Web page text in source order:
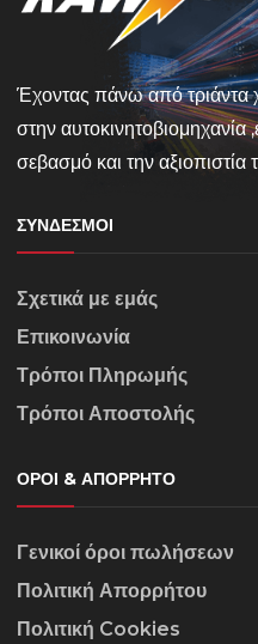
Έχοντας πάνω από τριάντα
στην αυτοκινητοβιομηχανία
σεβασμό και την
ΣΎΝΔΕΣΜΟΙ
Σχετικά με εμάς
Επικοινωνία
Τρόποι Πληρωμής
Τρόποι Αποστολής
ΌΡΟΙ & ΑΠΌΡΡΗΤΟ
Γενικοί όροι πωλήσεων
Πολιτική Απορρήτου
Πολιτική Cookies